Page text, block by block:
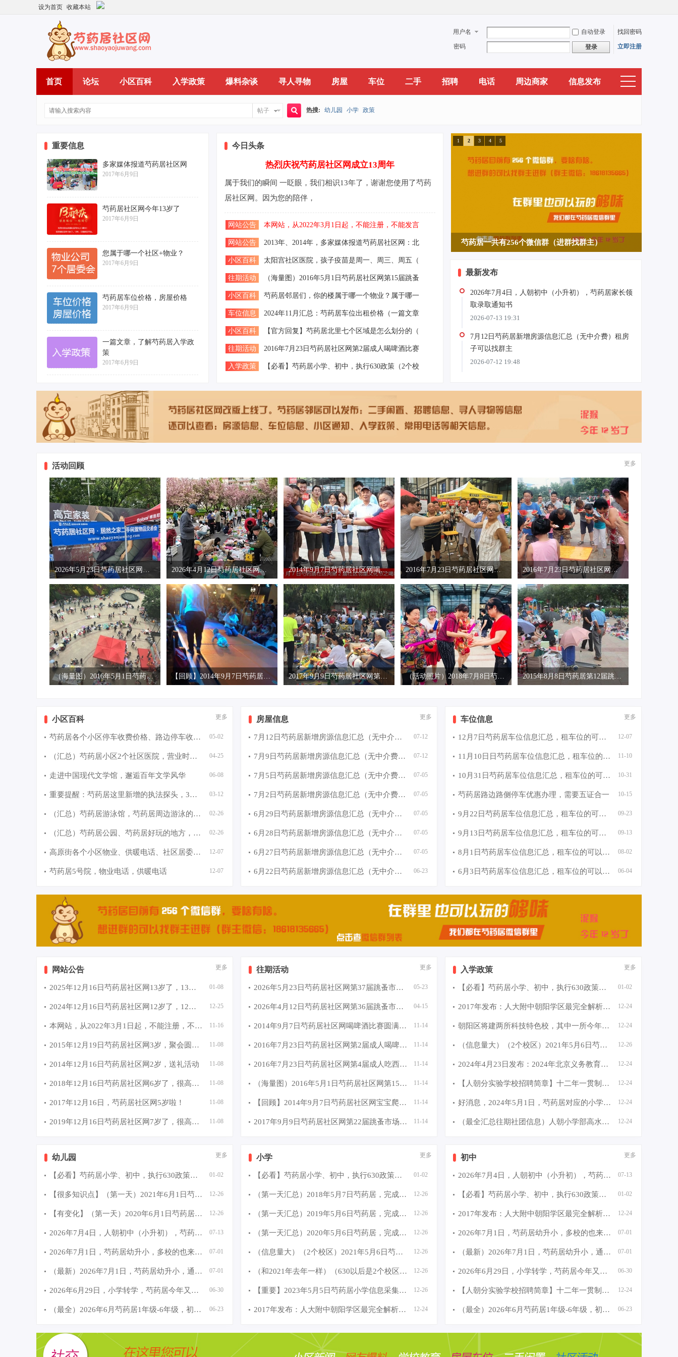
设为首页 收藏本站
用户名 自动登录 找回密码
密码 登录 立即注册
首页 论坛 小区百科 入学政策 爆料杂谈 寻人寻物 房屋 车位 二手 招聘 电话 周边商家 信息发布
帖子
索
热搜: 幼儿园 小学 政策
重要信息
多家媒体报道芍药居社区网
2017年6月9日
芍药居社区网今年13岁了
2017年6月9日
您属于哪一个社区+物业？
2017年6月9日
芍药居车位价格，房屋价格
2017年6月9日
一篇文章，了解芍药居入学政
策
2017年6月9日
今日头条
热烈庆祝芍药居社区网成立13周年
属于我们的瞬间 一眨眼，我们相识13年了，谢谢您使用了芍药
居社区网。因为您的陪伴，
网站公告 本网站，从2022年3月1日起，不能注册，不能发言
网站公告 2013年、2014年，多家媒体报道芍药居社区网：北
小区百科 太阳宫社区医院，孩子疫苗是周一、周三、周五（
往期活动 （海量图）2016年5月1日芍药居社区网第15届跳蚤
小区百科 芍药居邻居们，你的楼属于哪一个物业？属于哪一
车位信息 2024年11月汇总：芍药居车位出租价格（一篇文章
小区百科 【官方回复】芍药居北里七个区域是怎么划分的（
往期活动 2016年7月23日芍药居社区网第2届成人喝啤酒比赛
入学政策 【必看】芍药居小学、初中，执行630政策（2个校
【多期活动】2018年6月芍药居社区网组织亲
1 2 3 4 5
最新发布
2026年7月4日，人朝初中（小升初），芍药居家长领
取录取通知书
2026-07-13 19:31
7月12日芍药居新增房源信息汇总（无中介费）租房
子可以找群主
2026-07-12 19:48
活动回顾 更多
2026年4月12日芍药居社区网第36届跳蚤市场 2014年9月7日芍药居社区网喝啤酒比赛圆满成 2016年7月23日芍药居社区网第2届成人喝啤酒 2016年7月23日芍药居社区网第4届成人吃西瓜
（海量图）2016年5月1日芍药居社区网第15届
小区百科 更多
芍药居各个小区停车收费价格、路边停车收费价格汇总 05-02
（汇总）芍药居小区2个社区医院，营业时间，电话。 04-25
走进中国现代文学馆，邂逅百年文学风华 06-08
重要提醒：芍药居这里新增的执法探头，3月12日早上7点30正 03-12
（汇总）芍药居游泳馆，芍药居周边游泳的地方 02-26
（汇总）芍药居公园、芍药居好玩的地方，芍药居附近公园 02-26
高原街各个小区物业、供暖电话、社区居委会电话 12-07
芍药居5号院，物业电话，供暖电话 12-07
房屋信息 更多
7月12日芍药居新增房源信息汇总（无中介费）租房子可以找群 07-12
7月9日芍药居新增房源信息汇总（无中介费）租房子可以找群 07-12
7月5日芍药居新增房源信息汇总（无中介费）租房子可以找群 07-05
7月2日芍药居新增房源信息汇总（无中介费）租房子可以找群 07-05
6月29日芍药居新增房源信息汇总（无中介费）租房子可以找群 07-05
6月28日芍药居新增房源信息汇总（无中介费）租房子可以找群 07-05
6月27日芍药居新增房源信息汇总（无中介费）租房子可以找群 07-05
6月22日芍药居新增房源信息汇总（无中介费）租房子可以找群 06-23
车位信息 更多
12月7日芍药居车位信息汇总，租车位的可以找群主（微信1861 12-07
11月10日日芍药居车位信息汇总，租车位的可以找群主（微信1 11-10
10月31日芍药居车位信息汇总，租车位的可以找群主（微信186 10-31
芍药居路边路侧停车优惠办理，需要五证合一 10-15
9月22日芍药居车位信息汇总，租车位的可以找群主（微信1861 09-23
9月13日芍药居车位信息汇总，租车位的可以找群主（微信1861 09-13
8月1日芍药居车位信息汇总，租车位的可以找群主（微信18618 08-02
6月3日芍药居车位信息汇总，租车位的可以找群主（微信18618 06-04
网站公告 更多
2025年12月16日芍药居社区网13岁了，13年，又是新的开始 01-08
2024年12月16日芍药居社区网12岁了，12年又是新的开始 12-25
本网站，从2022年3月1日起，不能注册，不能发言，不能回复 11-16
2015年12月19日芍药居社区网3岁，聚会圆满成功 11-08
2014年12月16日芍药居社区网2岁，送礼活动 11-08
2018年12月16日芍药居社区网6岁了，很高兴遇见你 11-08
2017年12月16日，芍药居社区网5岁啦！ 11-08
2019年12月16日芍药居社区网7岁了，很高兴遇见你。谢谢你的 11-08
往期活动 更多
2026年5月23日芍药居社区网第37届跳蚤市场活动圆满成功 05-23
2026年4月12日芍药居社区网第36届跳蚤市场活动圆满成功 04-15
2014年9月7日芍药居社区网喝啤酒比赛圆满成功 11-14
2016年7月23日芍药居社区网第2届成人喝啤酒比赛圆满成功 11-14
2016年7月23日芍药居社区网第4届成人吃西瓜比赛圆满成功 11-14
（海量图）2016年5月1日芍药居社区网第15届跳蚤市场活动圆 11-14
【回顾】2014年9月7日芍药居社区网宝宝爬行大赛圆满成功 [ 11-14
2017年9月9日芍药居社区网第22届跳蚤市场活动圆满成功，海 11-14
入学政策 更多
【必看】芍药居小学、初中，执行630政策（2个校区上课）人 01-02
2017年发布：人大附中朝阳学区最完全解析（芍药居） 12-24
朝阳区将建两所科技特色校，其中一所今年9月正式开学 12-24
（信息量大）（2个校区）2021年5月6日芍药居小学信息采集第 12-26
2024年4月23日发布：2024年北京义务教育阶段入学政策发布 12-24
【人朝分实验学校招聘简章】十二年一贯制的全日制民办学校 12-24
好消息，2024年5月1日，芍药居对应的小学、初中都是单校。 12-24
（最全汇总往期社团信息）人朝小学部高水平社团秋季招生开 12-24
幼儿园 更多
【必看】芍药居小学、初中，执行630政策（2个校区上课）人 01-02
【很多知识点】（第一天）2021年6月1日芍药居幼儿园开始登 12-26
【有变化】（第一天）2020年6月1日芍药居幼儿园开始登记信 12-26
2026年7月4日，人朝初中（小升初），芍药居家长领取录取通 07-13
2026年7月1日，芍药居幼升小，多校的也来电话了，通知线下 07-01
（最新）2026年7月1日，芍药居幼升小，通知明天（7月2日） 07-01
2026年6月29日，小学转学，芍药居今年又是分配到樱花实验小 06-30
（最全）2026年6月芍药居1年级-6年级，初一、初二考试时间 06-23
小学 更多
【必看】芍药居小学、初中，执行630政策（2个校区上课）人 01-02
（第一天汇总）2018年5月7日芍药居，完成小学入学信息采集 12-26
（第一天汇总）2019年5月6日芍药居，完成小学入学信息采集 12-26
（第一天汇总）2020年5月6日芍药居，完成小学入学信息采集 12-26
（信息量大）（2个校区）2021年5月6日芍药居小学信息采集第 12-26
（和2021年去年一样）（630以后是2个校区）2022年5月5日芍 12-26
【重要】2023年5月5日芍药居小学信息采集第一天，看看有哪 12-26
2017年发布：人大附中朝阳学区最完全解析（芍药居） 12-24
初中 更多
2026年7月4日，人朝初中（小升初），芍药居家长领取录取通 07-13
【必看】芍药居小学、初中，执行630政策（2个校区上课）人 01-02
2017年发布：人大附中朝阳学区最完全解析（芍药居） 12-24
2026年7月1日，芍药居幼升小，多校的也来电话了，通知线下 07-01
（最新）2026年7月1日，芍药居幼升小，通知明天（7月2日） 07-01
2026年6月29日，小学转学，芍药居今年又是分配到樱花实验小 06-30
【人朝分实验学校招聘简章】十二年一贯制的全日制民办学校 12-24
（最全）2026年6月芍药居1年级-6年级，初一、初二考试时间 06-23